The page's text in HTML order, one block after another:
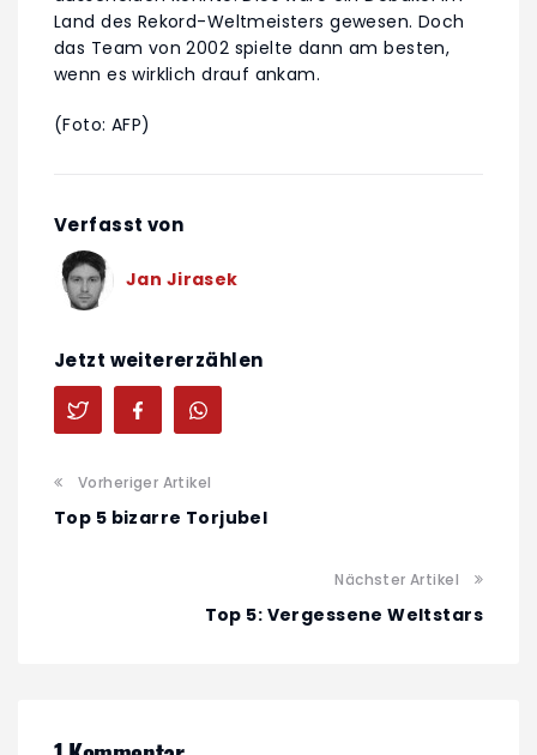
Land des Rekord-Weltmeisters gewesen. Doch
das Team von 2002 spielte dann am besten,
wenn es wirklich drauf ankam.
(Foto: AFP)
Verfasst von
Jan Jirasek
Jetzt weitererzählen
Vorheriger Artikel
Top 5 bizarre Torjubel
Nächster Artikel
Top 5: Vergessene Weltstars